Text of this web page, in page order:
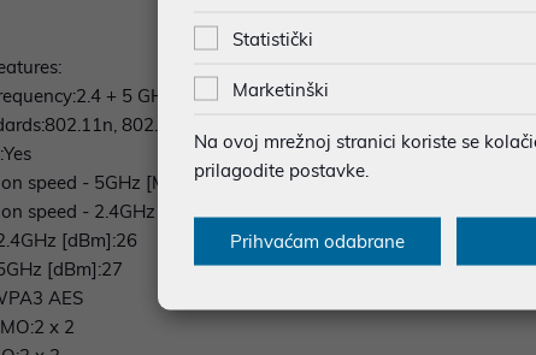
+ 5 GHz (dual band)
802.11a, 802.11ac, 802.11b/g, 802.11ax, 802.11be
speed - 5GHz [Mb/s]:4300
speed - 2.4GHz [Mb/s]:688
[dBm]:26
[dBm]:27
AES
x 2
Statistički
Marketinški
Na ovoj mrežnoj stranici koriste se
prilagodite postavke.
Prihvaćam odabrane